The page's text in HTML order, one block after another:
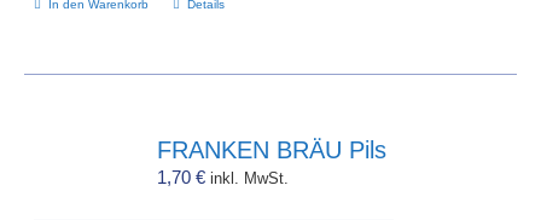
In den Warenkorb Details
FRANKEN BRÄU Pils
1,70€ inkl. MwSt.